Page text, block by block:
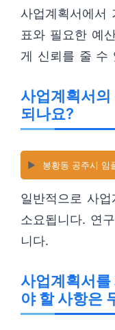
사업계획서에서
표와 필요한 예
게 신뢰를 줄 수
사업계획서의
되나요?
▶️ 봉황동 공주시 임
일반적으로 사
소요됩니다. 연
니다.
사업계획서를
야 할 사항은